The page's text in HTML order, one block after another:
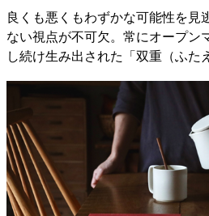
良くも悪くもわずかな可能性を見
ない視点が不可欠。常にオープン
し続け生み出された「双重（ふた